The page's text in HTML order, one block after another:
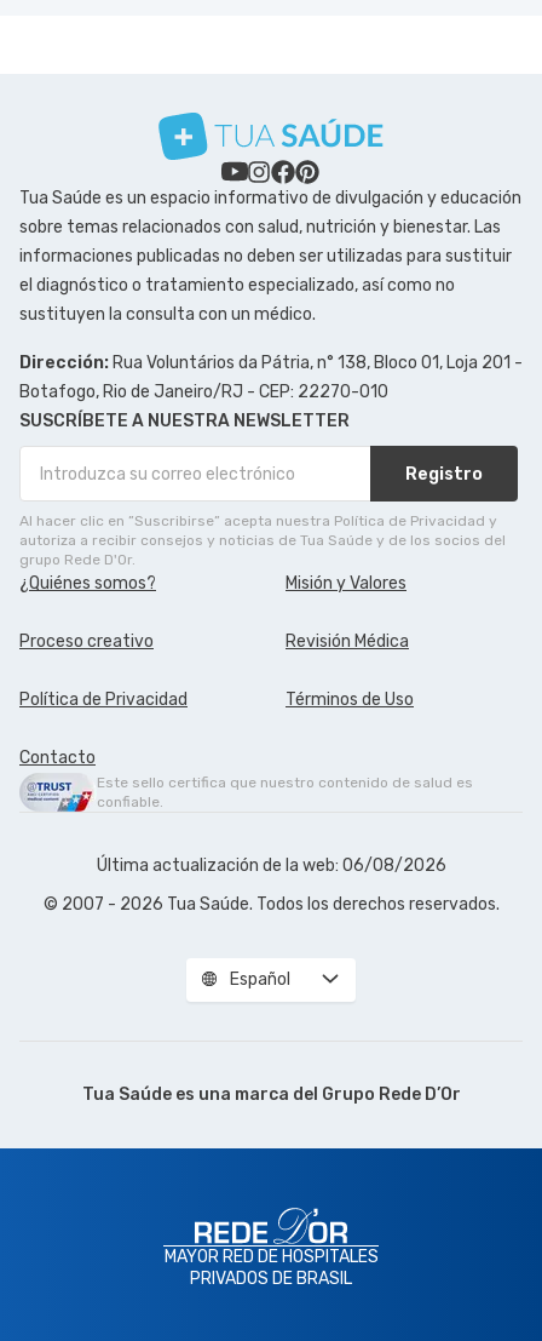
Tua Saúde es un espacio informativo de divulgación y educación
sobre temas relacionados con salud, nutrición y bienestar. Las
informaciones publicadas no deben ser utilizadas para sustituir
el diagnóstico o tratamiento especializado, así como no
sustituyen la consulta con un médico.
Dirección: Rua Voluntários da Pátria, n° 138, Bloco 01, Loja 201 -
Botafogo, Rio de Janeiro/RJ - CEP: 22270-010
SUSCRÍBETE A NUESTRA NEWSLETTER
Registro
Al hacer clic en ”Suscribirse” acepta nuestra Política de Privacidad y
autoriza a recibir consejos y noticias de Tua Saúde y de los socios del
grupo Rede D'Or.
¿Quiénes somos? Misión y Valores
Proceso creativo Revisión Médica
Política de Privacidad Términos de Uso
Contacto
Este sello certifica que nuestro contenido de salud es
confiable.
Última actualización de la web: 06/08/2026
© 2007 - 2026 Tua Saúde. Todos los derechos reservados.
Español
Tua Saúde es una marca del Grupo Rede D’Or
MAYOR RED DE HOSPITALES
PRIVADOS DE BRASIL